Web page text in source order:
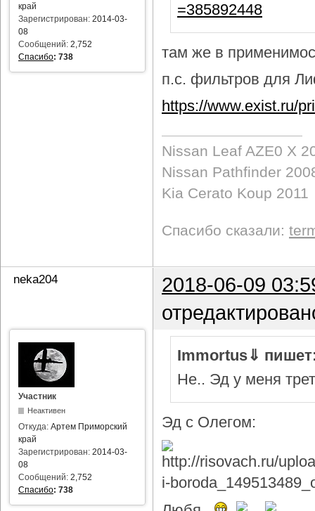
край
Зарегистрирован: 2014-03-
08
Сообщений: 2,752
Спасибо: 738
=385892448
там же в
п.с. фильтров для
https://www.exist.ru/
Nissan Leaf AZE0 X
Nissan Pathfinder
Kia Cerato Koup 2011
Спасибо сказали:
neka204
2018-06-09
Участник
Неактивен
Откуда: Артем Приморский
край
Зарегистрирован: 2014-03-
08
Сообщений: 2,752
Спасибо: 738
Immortus⇓
Не.. Эд у меня
Эд с Олегом: